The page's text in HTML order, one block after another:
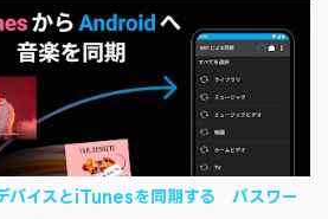
イスとiTunesを同期する パスワー